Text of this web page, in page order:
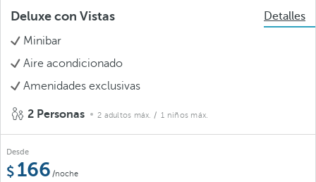
Deluxe con Vistas
Detalles
Minibar
Aire acondicionado
Amenidades exclusivas
2 Personas 2 adultos máx. / 1 niños máx.
Desde
166 /noche